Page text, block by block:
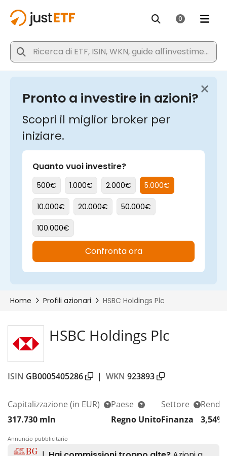
HSBC Holdings Plc
ISIN GB0005405286 | WKN 923893
Capitalizzazione (in EUR)
317.730 mln
Paese
Regno Unito
Settore
Finanza
3,54%
Annuncio pubblicitario